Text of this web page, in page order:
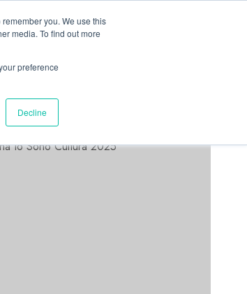
you. We use this
media. To find out more
preference
Decline
LinkedinFacebook
NEWS